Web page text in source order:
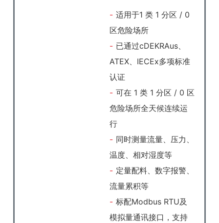
适用于1 类 1 分区 / 0
区危险场所
已通过cDEKRAus、
ATEX、IECEx多项标准
认证
可在 1 类 1 分区 / 0 区
危险场所全天候连续运
行
同时测量流量、压力、
温度、相对湿度等
定量配料、数字报警、
流量累积等
标配Modbus RTU及
模拟量通讯接口，支持